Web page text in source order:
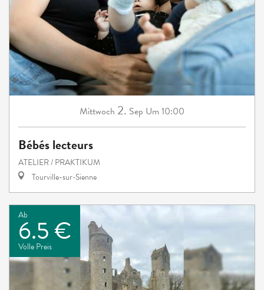
Mittwoch 2. Sep Um 10:00
Bébés lecteurs
ATELIER / PRAKTIKUM
Tourville-sur-Sienne
Ab
6.5 €
Volle Preis